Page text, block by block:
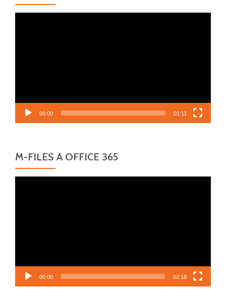
00:00 01:11
M-FILES A OFFICE 365
00:00 02:18